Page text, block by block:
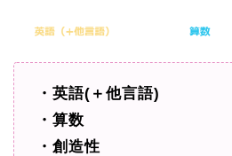
・英語(＋他言語)
・算数
・創造性